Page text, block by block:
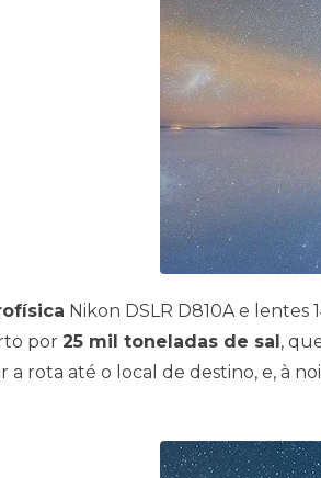
Nikon DSLR D810A e
por 25 mil toneladas de sal ,
a rota até o local de destino, e, à